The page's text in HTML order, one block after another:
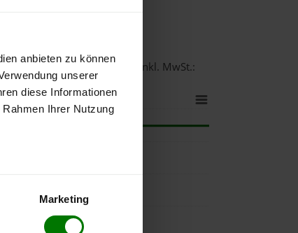
anbieten zu können
unserer
diese Informationen
Ihrer Nutzung
Marketing
bei einer Lieferstelle inkl. MwSt.: